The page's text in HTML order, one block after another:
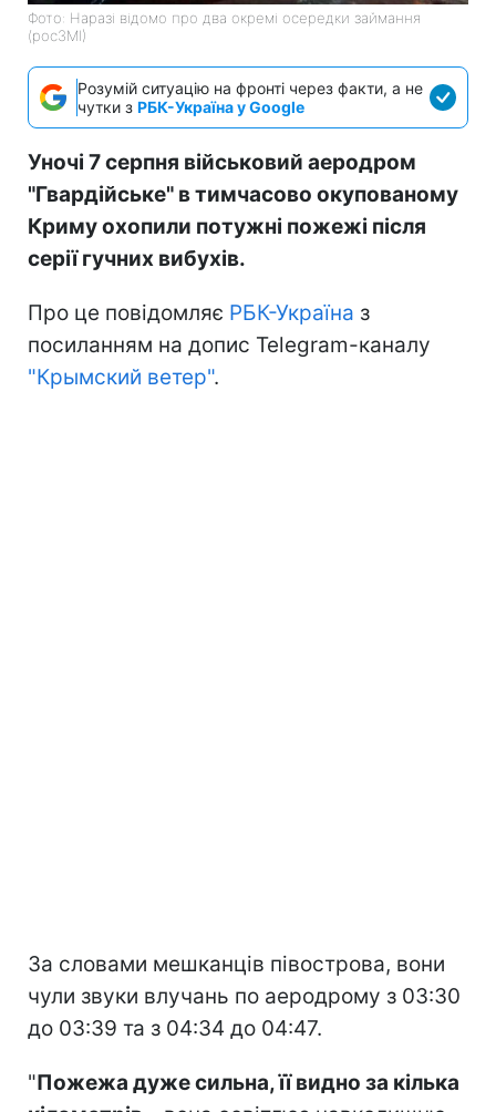
Фото: Наразі відомо про два окремі осередки займання
(росЗМІ)
Розумій ситуацію на фронті через факти, а не
чутки з РБК-Україна у Google
Уночі 7 серпня військовий аеродром
"Гвардійське" в тимчасово окупованому
Криму охопили потужні пожежі після
серії гучних вибухів.
Про це повідомляє РБК-Україна з
посиланням на допис Telegram-каналу
"Крымский ветер".
За словами мешканців півострова, вони
чули звуки влучань по аеродрому з 03:30
до 03:39 та з 04:34 до 04:47.
"Пожежа дуже сильна, її видно за кілька